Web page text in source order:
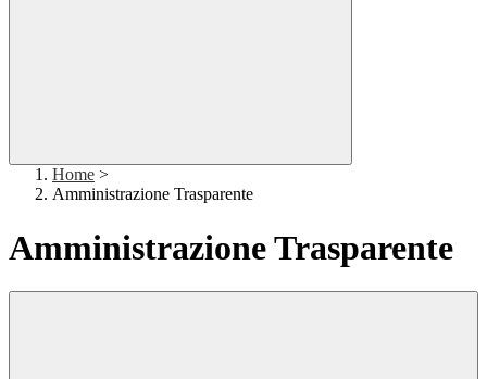
Home >
Amministrazione Trasparente
Amministrazione Trasparente